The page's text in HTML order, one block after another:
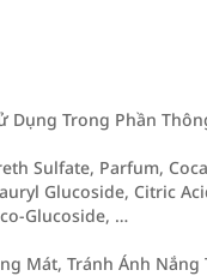
Dụng Trong Phần
Sulfate, Parfum,
Glucoside, Citric
Glucoside, …
Mát, Tránh Ánh Nắng